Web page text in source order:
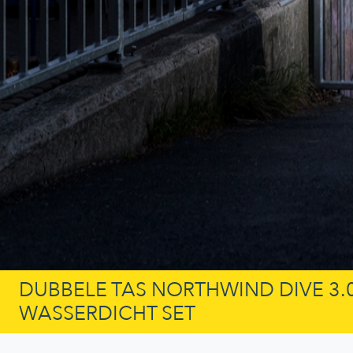
DUBBELE TAS NORTHWIND DIVE
WASSERDICHT SET